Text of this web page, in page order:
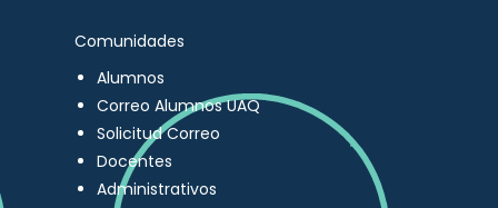
Comunidades
Alumnos
Correo Alumnos UAQ
Solicitud Correo
Docentes
Administrativos